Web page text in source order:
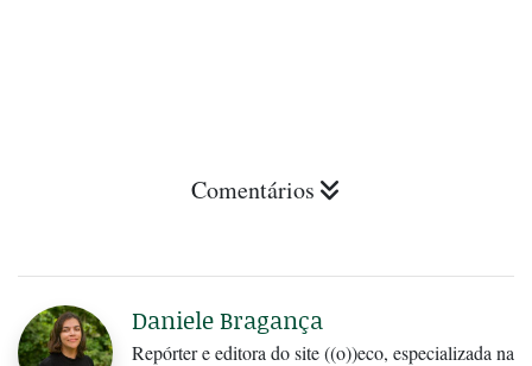
Comentários
Daniele Bragança
Repórter e editora do site ((o))eco, especializada na